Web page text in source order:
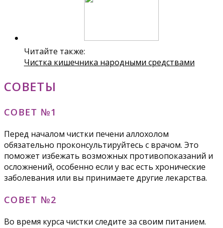
Читайте также:
Чистка кишечника народными средствами
СОВЕТЫ
СОВЕТ №1
Перед началом чистки печени аллохолом
обязательно проконсультируйтесь с врачом. Это
поможет избежать возможных противопоказаний и
осложнений, особенно если у вас есть хронические
заболевания или вы принимаете другие лекарства.
СОВЕТ №2
Во время курса чистки следите за своим питанием.